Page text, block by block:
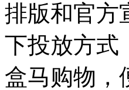
排版和官方
下投放方式
盒马购物，